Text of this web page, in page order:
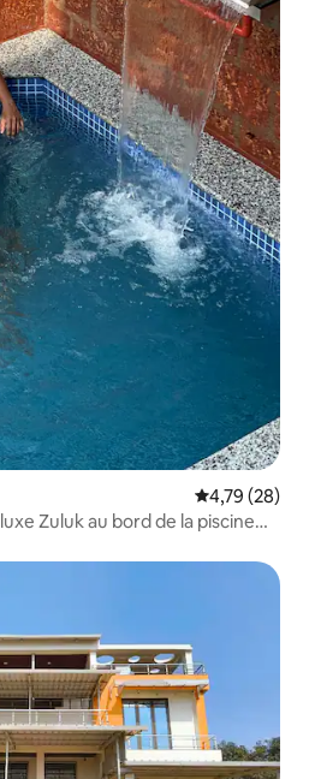
Évaluation
4,79 (28)
Zuluk au bord de la piscine